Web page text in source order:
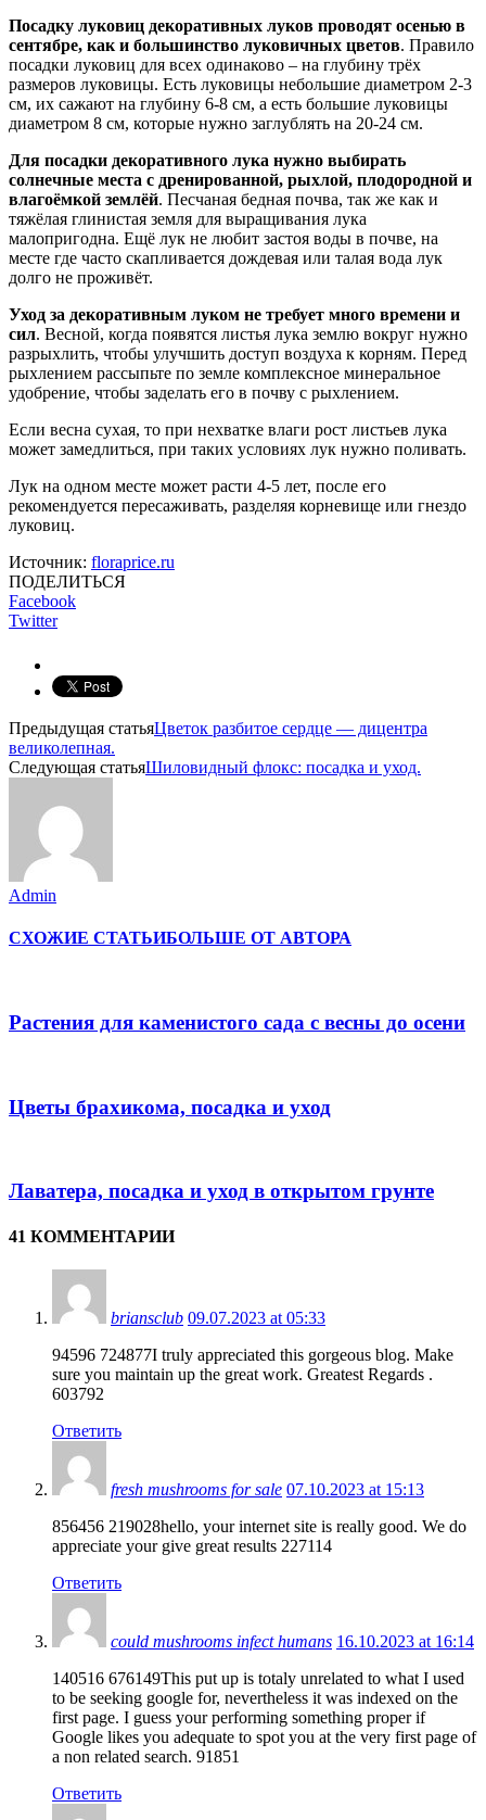
Посадку луковиц декоративных луков проводят осенью в
сентябре, как и большинство луковичных цветов. Правило
посадки луковиц для всех одинаково – на глубину трёх
размеров луковицы. Есть луковицы небольшие диаметром 2-3
см, их сажают на глубину 6-8 см, а есть большие луковицы
диаметром 8 см, которые нужно заглублять на 20-24 см.
Для посадки декоративного лука нужно выбирать
солнечные места с дренированной, рыхлой, плодородной и
влагоёмкой землёй. Песчаная бедная почва, так же как и
тяжёлая глинистая земля для выращивания лука
малопригодна. Ещё лук не любит застоя воды в почве, на
месте где часто скапливается дождевая или талая вода лук
долго не проживёт.
Уход за декоративным луком не требует много времени и
сил. Весной, когда появятся листья лука землю вокруг нужно
разрыхлить, чтобы улучшить доступ воздуха к корням. Перед
рыхлением рассыпьте по земле комплексное минеральное
удобрение, чтобы заделать его в почву с рыхлением.
Если весна сухая, то при нехватке влаги рост листьев лука
может замедлиться, при таких условиях лук нужно поливать.
Лук на одном месте может расти 4-5 лет, после его
рекомендуется пересаживать, разделяя корневище или гнездо
луковиц.
Источник: floraprice.ru
ПОДЕЛИТЬСЯ
Facebook
Twitter
Предыдущая статьяЦветок разбитое сердце — дицентра
великолепная.
Следующая статьяШиловидный флокс: посадка и уход.
Admin
СХОЖИЕ СТАТЬИБОЛЬШЕ ОТ АВТОРА
Растения для каменистого сада с весны до осени
Цветы брахикома, посадка и уход
Лаватера, посадка и уход в открытом грунте
41 КОММЕНТАРИИ
briansclub 09.07.2023 at 05:33
94596 724877I truly appreciated this gorgeous blog. Make
sure you maintain up the great work. Greatest Regards .
603792
Ответить
fresh mushrooms for sale 07.10.2023 at 15:13
856456 219028hello, your internet site is really good. We do
appreciate your give great results 227114
Ответить
could mushrooms infect humans 16.10.2023 at 16:14
140516 676149This put up is totaly unrelated to what I used
to be seeking google for, nevertheless it was indexed on the
first page. I guess your performing something proper if
Google likes you adequate to spot you at the very first page of
a non related search. 91851
Ответить